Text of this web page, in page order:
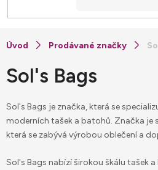
Prodávané značky
Sol's Bags
Sol's Bags je značka, která se
moderních tašek a batohů. Značka je
která se zabývá výrobou oblečení a
Sol's Bags nabízí širokou škálu tašek